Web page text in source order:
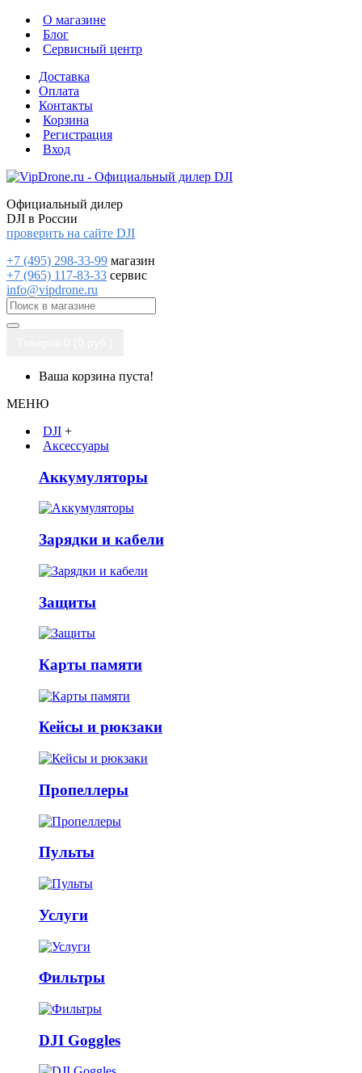
О магазине
Блог
Сервисный центр
Доставка
Оплата
Контакты
Корзина
Регистрация
Вход
Официальный дилер
DJI в России
проверить на сайте DJI
+7 (495) 298-33-99 магазин
+7 (965) 117-83-33 сервис
info@vipdrone.ru
Ваша корзина пуста!
МЕНЮ
DJI +
Аксессуары
Аккумуляторы
Зарядки и кабели
Защиты
Карты памяти
Кейсы и рюкзаки
Пропеллеры
Пульты
Услуги
Фильтры
DJI Goggles